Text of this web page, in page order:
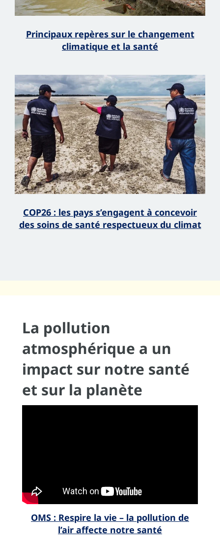
Principaux repères sur le changement
climatique et la santé
COP26 : les pays s’engagent à concevoir
des soins de santé respectueux du climat
La pollution
atmosphérique a un
impact sur notre santé
et sur la planète
OMS : Respire la vie – la pollution de
l’air affecte notre santé